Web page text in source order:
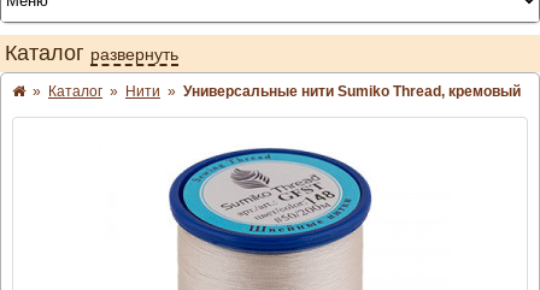
Каталог развернуть
» Каталог » Нити » Универсальные нити Sumiko Thread, кремовый